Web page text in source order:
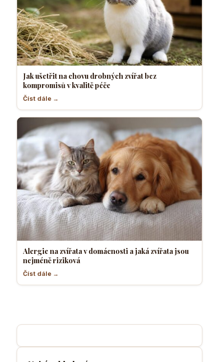
Jak ušetřit na chovu drobných zvířat bez
kompromisů v kvalitě péče
Číst dále →
Alergie na zvířata v domácnosti a jaká zvířata jsou
nejméně riziková
Číst dále →